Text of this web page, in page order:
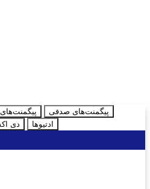
پیگمنت‌های صدفی
دی ادتیو‌ها